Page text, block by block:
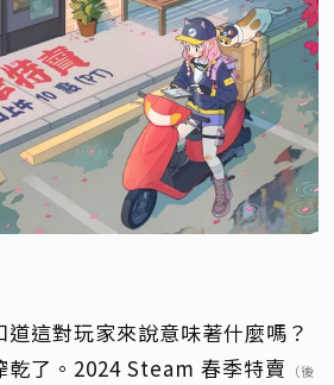
這對玩家來說意味著什麼嗎？
乾了。2024 Steam 春季特賣
（後